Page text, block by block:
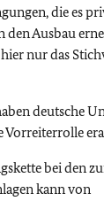
die es
Ausbau
nur das
deutsche
Vorreiterrolle
bei den
kann von